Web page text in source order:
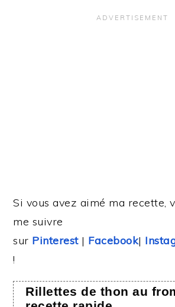
Si vous avez aimé ma recette,
me suivre
sur Pinterest| Facebook|
!
Rillettes de thon au